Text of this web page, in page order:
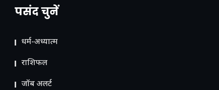
पसंद चुनें
धर्म-अध्यात्म
राशिफल
जॉब अलर्ट